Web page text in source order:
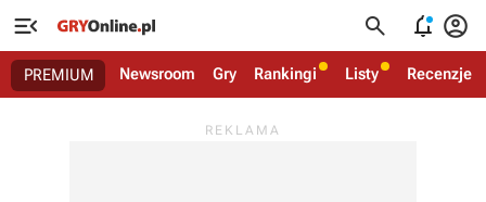
   
PREMIUM Newsroom Gry Rankingi Listy Recenzje